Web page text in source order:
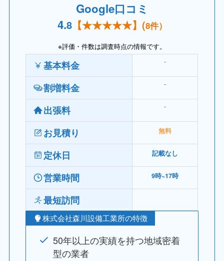
Google口コミ
4.8【★★★★★】(8件）
※評価・件数は調査時点の情報です。
基本料金 ⁻
割増料金 ⁻
出張料 ⁻
お見積り 無料
定休日 記載なし
営業時間 9時~17時
最短訪問
株式会社森川設備工業所の特徴
50年以上の実績を持つ地域密着
型の業者